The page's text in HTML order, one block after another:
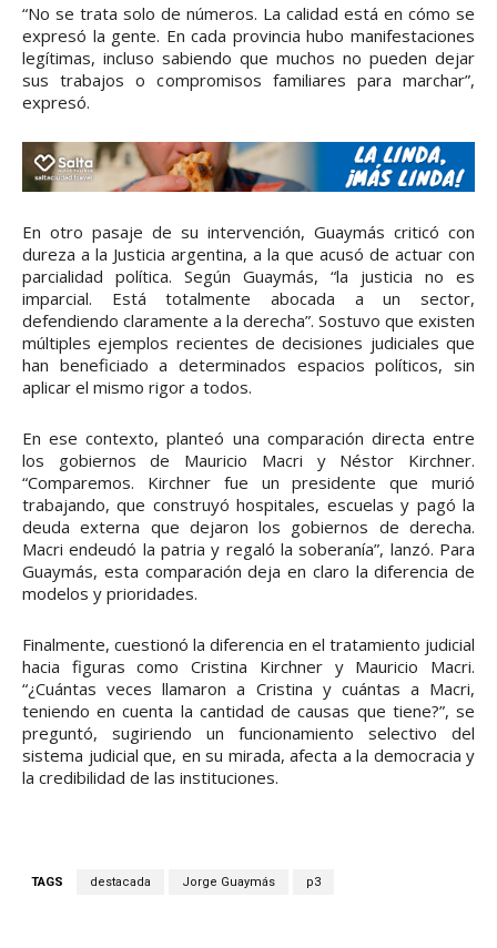
“No se trata solo de números. La calidad está en cómo se
expresó la gente. En cada provincia hubo manifestaciones
legítimas, incluso sabiendo que muchos no pueden dejar
sus trabajos o compromisos familiares para marchar”,
expresó.
En otro pasaje de su intervención, Guaymás criticó con
dureza a la Justicia argentina, a la que acusó de actuar con
parcialidad política. Según Guaymás, “la justicia no es
imparcial. Está totalmente abocada a un sector,
defendiendo claramente a la derecha”. Sostuvo que existen
múltiples ejemplos recientes de decisiones judiciales que
han beneficiado a determinados espacios políticos, sin
aplicar el mismo rigor a todos.
En ese contexto, planteó una comparación directa entre
los gobiernos de Mauricio Macri y Néstor Kirchner.
“Comparemos. Kirchner fue un presidente que murió
trabajando, que construyó hospitales, escuelas y pagó la
deuda externa que dejaron los gobiernos de derecha.
Macri endeudó la patria y regaló la soberanía”, lanzó. Para
Guaymás, esta comparación deja en claro la diferencia de
modelos y prioridades.
Finalmente, cuestionó la diferencia en el tratamiento judicial
hacia figuras como Cristina Kirchner y Mauricio Macri.
“¿Cuántas veces llamaron a Cristina y cuántas a Macri,
teniendo en cuenta la cantidad de causas que tiene?”, se
preguntó, sugiriendo un funcionamiento selectivo del
sistema judicial que, en su mirada, afecta a la democracia y
la credibilidad de las instituciones.
TAGS destacada Jorge Guaymás p3